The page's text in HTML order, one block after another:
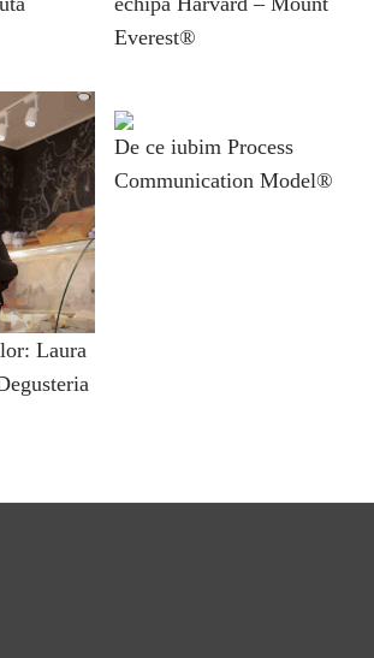
Everest®
Laura
De ce iubim Process
Communication Model®